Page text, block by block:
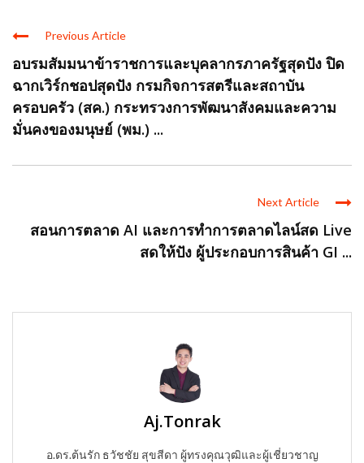
Previous Article
อบรมสัมมนาข้าราชการและบุคลากรภาครัฐสุดปัง ปิด
ฉากเวิร์กชอปสุดปัง กรมกิจการสตรีและสถาบัน
ครอบครัว (สค.) กระทรวงการพัฒนาสังคมและความ
มั่นคงของมนุษย์ (พม.) ...
Next Article
สอนการตลาด AI และการทำการตลาดไลน์สด Live
สดให้ปัง ผู้ประกอบการสินค้า GI ...
Aj.Tonrak
อ.ดร.ต้นรัก ธวัชชัย สุขสีดา ผู้ทรงคุณวุฒิและผู้เชี่ยวชาญ